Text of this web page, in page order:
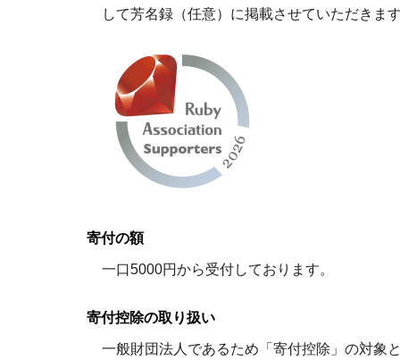
して芳名録（任意）に掲載させていただきます
寄付の額
一口5000円から受付しております。
寄付控除の取り扱い
一般財団法人であるため「寄付控除」の対象